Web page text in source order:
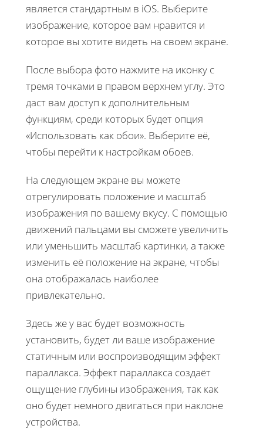
является стандартным в iOS. Выберите
изображение, которое вам нравится и
которое вы хотите видеть на своем экране.
После выбора фото нажмите на иконку с
тремя точками в правом верхнем углу. Это
даст вам доступ к дополнительным
функциям, среди которых будет опция
«Использовать как обои». Выберите её,
чтобы перейти к настройкам обоев.
На следующем экране вы можете
отрегулировать положение и масштаб
изображения по вашему вкусу. С помощью
движений пальцами вы сможете увеличить
или уменьшить масштаб картинки, а также
изменить её положение на экране, чтобы
она отображалась наиболее
привлекательно.
Здесь же у вас будет возможность
установить, будет ли ваше изображение
статичным или воспроизводящим эффект
параллакса. Эффект параллакса создаёт
ощущение глубины изображения, так как
оно будет немного двигаться при наклоне
устройства.